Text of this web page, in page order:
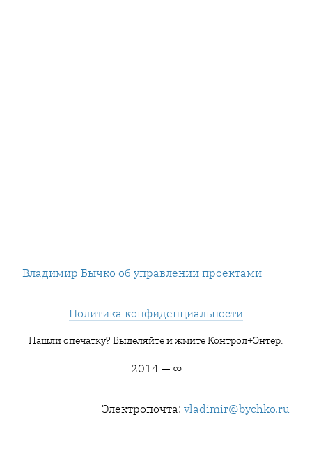
Владимир Бычко об управлении проектами
Политика конфиденциальности
Нашли опечатку? Выделяйте и жмите Контрол+Энтер.
2014 — ∞
Электропочта: vladimir@bychko.ru